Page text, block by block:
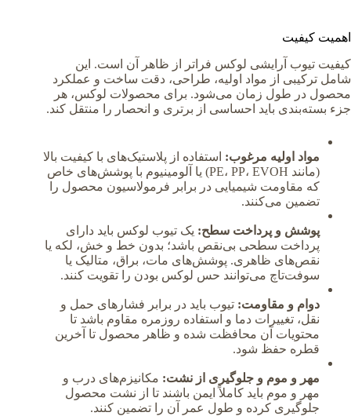
اهمیت کیفیت
کیفیت تیوب آرایشی لوکس فراتر از ظاهر آن است. این
شامل ترکیبی از مواد اولیه، طراحی، دقت ساخت و عملکرد
محصول در طول زمان می‌شود. برای محصولات لوکس، هر
جزء بسته‌بندی باید احساسی از برتری و انحصار را منتقل کند.
مواد اولیه مرغوب: استفاده از پلاستیک‌های با کیفیت بالا
(مانند PE، PP، EVOH) یا آلومینیوم با پوشش‌های خاص
که مقاومت شیمیایی در برابر فرمولاسیون محصول را
تضمین می‌کنند.
پوشش و پرداخت سطح: یک تیوب لوکس باید دارای
پرداخت سطحی بی‌نقص باشد؛ بدون خط و خش، لکه یا
نقص‌های ظاهری. پوشش‌های مات، براق، متالیک یا
سوفت‌تاچ می‌توانند حس لوکس بودن را تقویت کنند.
دوام و مقاومت: تیوب باید در برابر فشارهای حمل و
نقل، تغییرات دما و استفاده روزمره مقاوم باشد تا
محتویات آن محافظت شده و ظاهر محصول تا آخرین
قطره حفظ شود.
مهر و موم و جلوگیری از نشت: مکانیزم‌های درب و
مهر و موم باید کاملاً ایمن باشند تا از نشت محصول
جلوگیری کرده و طول عمر آن را تضمین کنند.